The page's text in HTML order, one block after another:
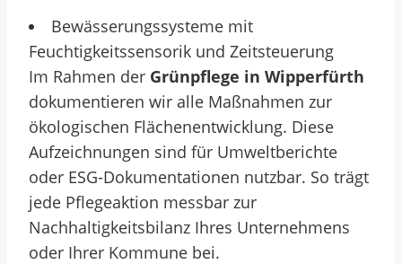
Bewässerungssysteme mit
Feuchtigkeitssensorik und Zeitsteuerung
Im Rahmen der Grünpflege in Wipperfürth
dokumentieren wir alle Maßnahmen zur
ökologischen Flächenentwicklung. Diese
Aufzeichnungen sind für Umweltberichte
oder ESG-Dokumentationen nutzbar. So trägt
jede Pflegeaktion messbar zur
Nachhaltigkeitsbilanz Ihres Unternehmens
oder Ihrer Kommune bei.